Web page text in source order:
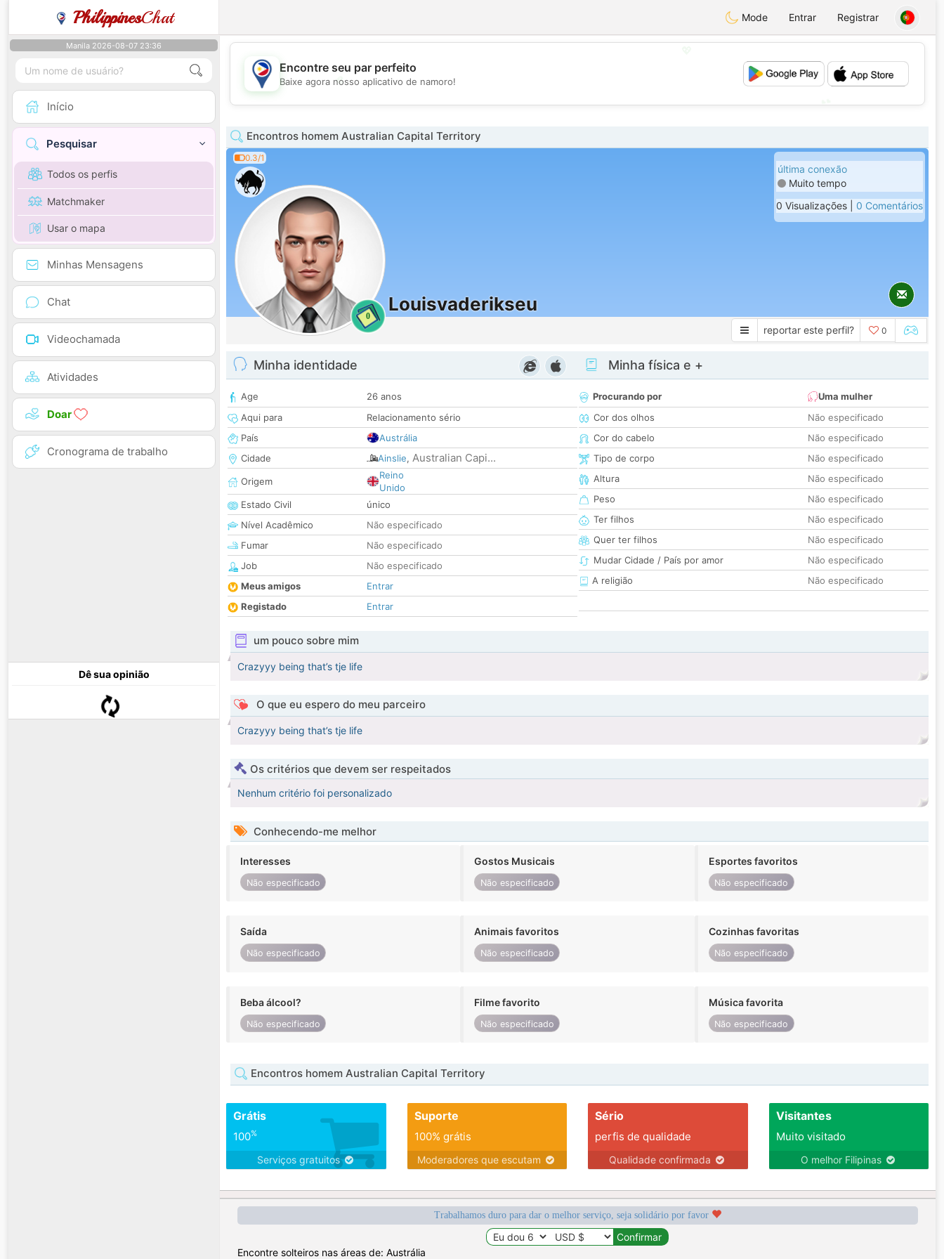
PhilippinesChat Mode Entrar Registrar
Manila 2026-08-07 23:36
Início
Pesquisar
Todos os perfis
Matchmaker
Usar o mapa
Minhas Mensagens
Chat
Videochamada
Atividades
Doar
Cronograma de trabalho
Dê sua opinião
💖
💕
Encontre seu par perfeito
Baixe agora nosso aplicativo de namoro!
Encontros homem Australian Capital Territory
0.3/1
0
Louisvaderikseu
última conexão
Muito tempo
0 Visualizações | 0 Comentários
reportar este perfil? 0
Minha identidade
Age
26 anos
Aqui para
Relacionamento sério
País
Austrália
Cidade
Ainslie, Australian Capi...
Origem
Reino
Unido
Estado Civil
único
Nível Acadêmico
Não especificado
Fumar
Não especificado
Job
Não especificado
Meus amigos
Entrar
Registado
Entrar
Minha física e +
Procurando por
Uma mulher
Cor dos olhos
Não especificado
Cor do cabelo
Não especificado
Tipo de corpo
Não especificado
Altura
Não especificado
Peso
Não especificado
Ter filhos
Não especificado
Quer ter filhos
Não especificado
Mudar Cidade / País por amor
Não especificado
A religião
Não especificado
um pouco sobre mim
Crazyyy being that’s tje life
O que eu espero do meu parceiro
Crazyyy being that’s tje life
Os critérios que devem ser respeitados
Nenhum critério foi personalizado
Conhecendo-me melhor
Interesses
Não especificado
Gostos Musicais
Não especificado
Esportes favoritos
Não especificado
Saída
Não especificado
Animais favoritos
Não especificado
Cozinhas favoritas
Não especificado
Beba álcool?
Não especificado
Filme favorito
Não especificado
Música favorita
Não especificado
Encontros homem Australian Capital Territory
Grátis
100%
Serviços gratuitos
Suporte
100% grátis
Moderadores que escutam
Sério
perfis de qualidade
Qualidade confirmada
Visitantes
Muito visitado
O melhor Filipinas
Trabalhamos duro para dar o melhor serviço, seja solidário por favor
Encontre solteiros nas áreas de: Austrália